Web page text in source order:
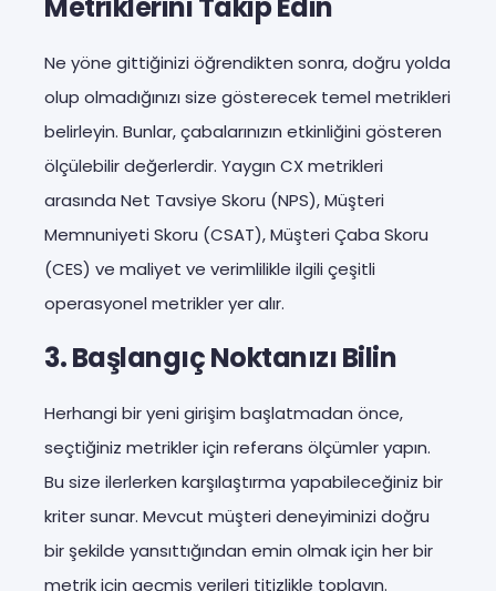
Ne yöne gittiğinizi öğrendikten sonra, doğru yolda
olup olmadığınızı size gösterecek temel metrikleri
belirleyin. Bunlar, çabalarınızın etkinliğini gösteren
ölçülebilir değerlerdir. Yaygın CX metrikleri
arasında Net Tavsiye Skoru (NPS), Müşteri
Memnuniyeti Skoru (CSAT), Müşteri Çaba Skoru
(CES) ve maliyet ve verimlilikle ilgili çeşitli
operasyonel metrikler yer alır.
3. Başlangıç Noktanızı Bilin
Herhangi bir yeni girişim başlatmadan önce,
seçtiğiniz metrikler için referans ölçümler yapın.
Bu size ilerlerken karşılaştırma yapabileceğiniz bir
kriter sunar. Mevcut müşteri deneyiminizi doğru
bir şekilde yansıttığından emin olmak için her bir
metrik için geçmiş verileri titizlikle toplayın.